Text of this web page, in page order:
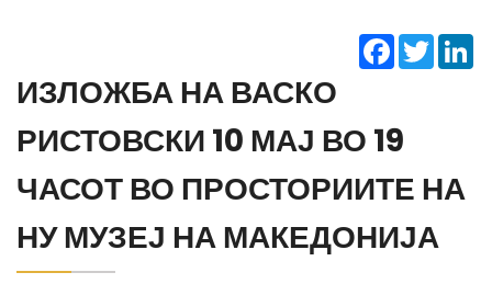
Facebook
Twitter
ИЗЛОЖБА НА ВАСКО
РИСТОВСКИ 10 МАЈ ВО 19
ЧАСОТ ВО ПРОСТОРИИТЕ НА
НУ МУЗЕЈ НА МАКЕДОНИЈА